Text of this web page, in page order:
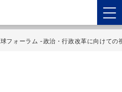
フォーラム -政治・行政改革に向けての